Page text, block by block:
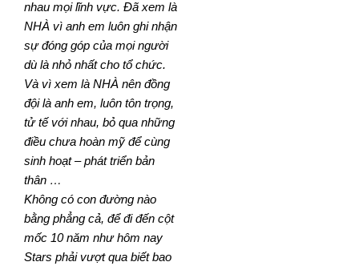
nhau mọi lĩnh vực. Đã xem là
NHÀ vì anh em luôn ghi nhận
sự đóng góp của mọi người
dù là nhỏ nhất cho tổ chức.
Và vì xem là NHÀ nên đồng
đội là anh em, luôn tôn trọng,
tử tế với nhau, bỏ qua những
điều chưa hoàn mỹ để cùng
sinh hoạt – phát triển bản
thân …
Không có con đường nào
bằng phẳng cả, để đi đến cột
mốc 10 năm như hôm nay
Stars phải vượt qua biết bao